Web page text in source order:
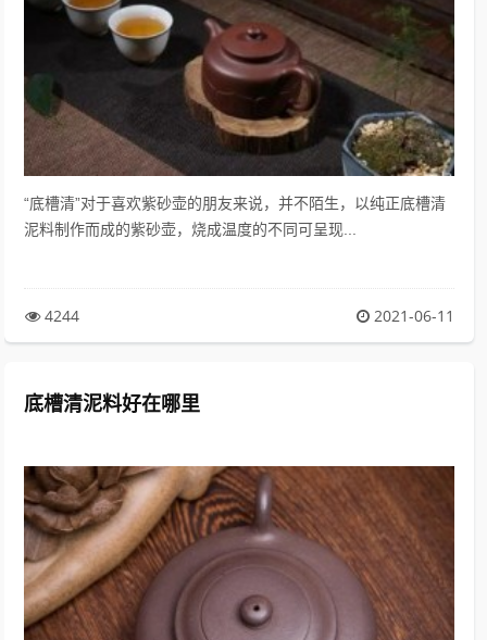
“底槽清”对于喜欢紫砂壶的朋友来说，并不陌生，以纯正底槽清
泥料制作而成的紫砂壶，烧成温度的不同可呈现...
4244 2021-06-11
底槽清泥料好在哪里